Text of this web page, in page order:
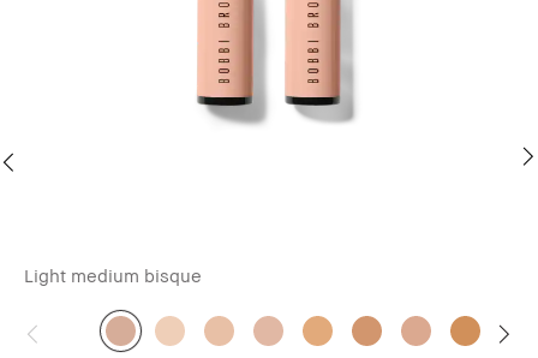
Light medium bisque